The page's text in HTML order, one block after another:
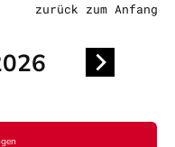
zurück zum Anfang